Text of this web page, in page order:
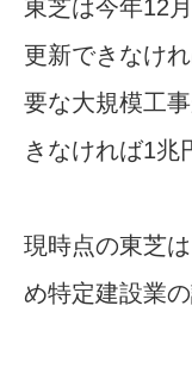
東芝は今年12
更新できなけ
要な大規模工
きなければ1兆
現時点の東芝は
め特定建設業